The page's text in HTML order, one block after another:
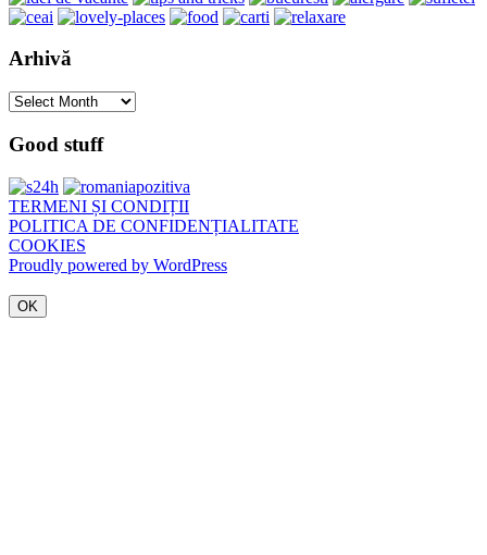
Arhivă
Arhivă
Good stuff
TERMENI ȘI CONDIȚII
POLITICA DE CONFIDENȚIALITATE
COOKIES
Proudly powered by WordPress
OK